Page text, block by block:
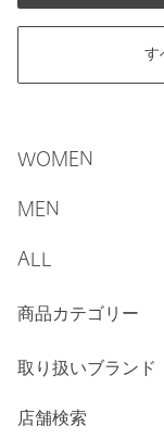
す
WOMEN
MEN
ALL
商品カテゴリー
取り扱いブランド
店舗検索